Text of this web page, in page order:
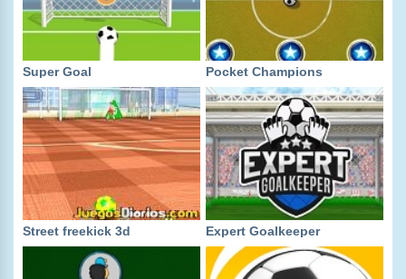
Super Goal Pocket Champions
Street freekick 3d Expert Goalkeeper